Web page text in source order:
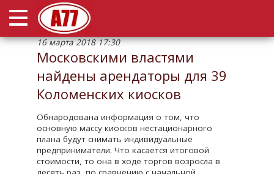
Раскрыть/
свернуть
О компании
Наши арендаторы
Новости
Контакты
16 марта 2018 17:30
Московскими властями
найдены арендаторы для 39
Коломенских киосков
Обнародована информация о том, что
основную массу киосков нестационарного
плана будут снимать индивидуальные
предприниматели. Что касается итоговой
стоимости, то она в ходе торгов возросла в